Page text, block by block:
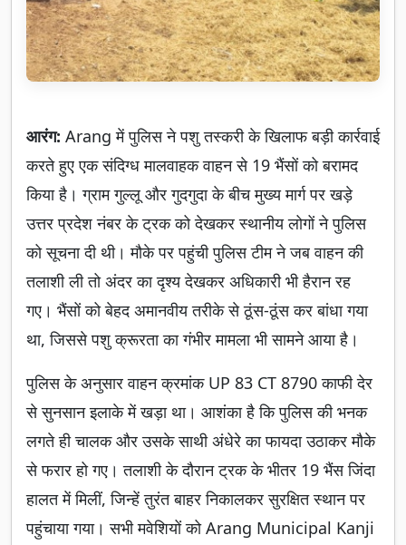
आरंग: Arang में पुलिस ने पशु तस्करी के खिलाफ बड़ी कार्रवाई
करते हुए एक संदिग्ध मालवाहक वाहन से 19 भैंसों को बरामद
किया है। ग्राम गुल्लू और गुदगुदा के बीच मुख्य मार्ग पर खड़े
उत्तर प्रदेश नंबर के ट्रक को देखकर स्थानीय लोगों ने पुलिस
को सूचना दी थी। मौके पर पहुंची पुलिस टीम ने जब वाहन की
तलाशी ली तो अंदर का दृश्य देखकर अधिकारी भी हैरान रह
गए। भैंसों को बेहद अमानवीय तरीके से ठूंस-ठूंस कर बांधा गया
था, जिससे पशु क्रूरता का गंभीर मामला भी सामने आया है।
पुलिस के अनुसार वाहन क्रमांक UP 83 CT 8790 काफी देर
से सुनसान इलाके में खड़ा था। आशंका है कि पुलिस की भनक
लगते ही चालक और उसके साथी अंधेरे का फायदा उठाकर मौके
से फरार हो गए। तलाशी के दौरान ट्रक के भीतर 19 भैंस जिंदा
हालत में मिलीं, जिन्हें तुरंत बाहर निकालकर सुरक्षित स्थान पर
पहुंचाया गया। सभी मवेशियों को Arang Municipal Kanji